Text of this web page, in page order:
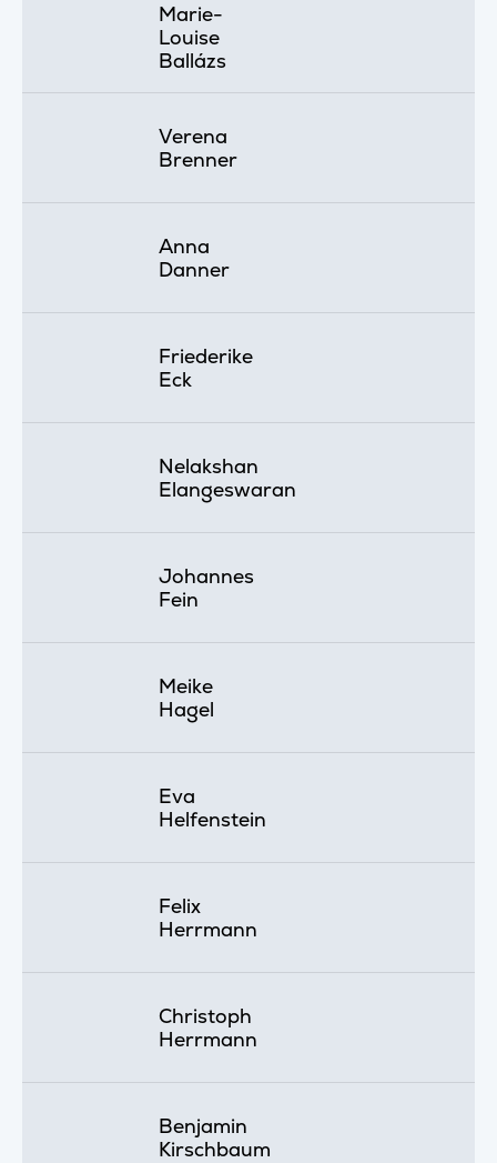
Marie-
Louise
Ballázs
Verena
Brenner
Anna
Danner
Friederike
Eck
Nelakshan
Elangeswaran
Johannes
Fein
Meike
Hagel
Eva
Helfenstein
Felix
Herrmann
Christoph
Herrmann
Benjamin
Kirschbaum